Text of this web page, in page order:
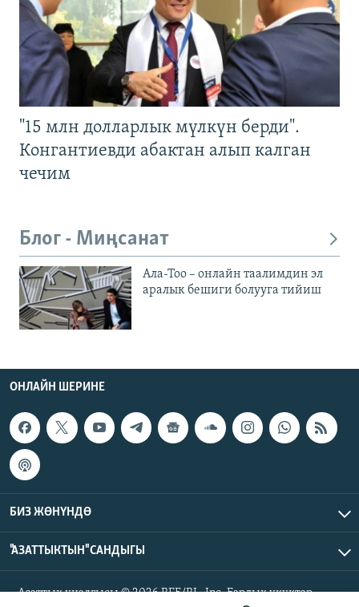
"15 млн долларлык мүлкүн берди".
Конгантиевди абактан алып калган
чечим
Блог - Миңсанат
Ала-Тоо – онлайн таалимдин эл
аралык бешиги болууга тийиш
ОНЛАЙН ШЕРИНЕ
БИЗ ЖӨНҮНДӨ
"АЗАТТЫКТЫН" САНДЫГЫ
Азаттык үналгысы © 2026 RFE/RL, Inc. Бардык укуктар